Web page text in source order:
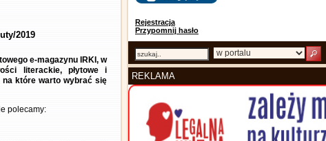
2019
e-magazynu IRKI, w
literackie, płytowe i
na które warto wybrać się
polecamy:
Rejestracja
Przypomnij hasło
REKLAMA